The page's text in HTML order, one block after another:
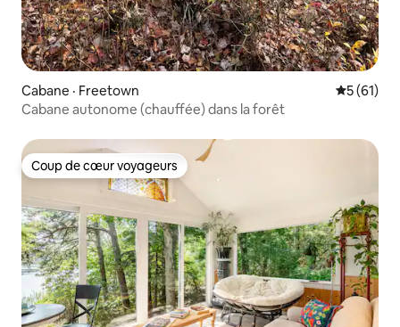
Cabane · Freetown Note
5 (61)
Cabane autonome (chauffée) dans la forêt
Coup de cœur voyageurs
Coup de cœur voyageurs